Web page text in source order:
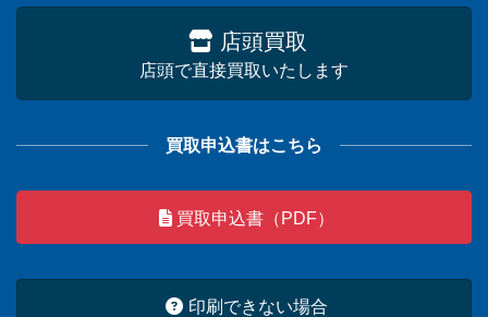
店頭買取
店頭で直接買取いたします
買取申込書はこちら
買取申込書（PDF）
印刷できない場合